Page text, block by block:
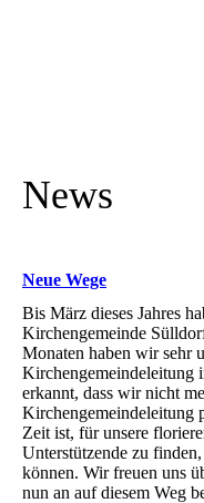
News
Neue Wege
Bis März dieses Jahres
Kirchengemeinde
Monaten haben wir sehr
Kirchengemeindeleitung
erkannt, dass wir nicht
Kirchengemeindeleitung
Zeit ist, für unsere
Unterstützende zu
können. Wir freuen uns
nun an auf diesem Weg